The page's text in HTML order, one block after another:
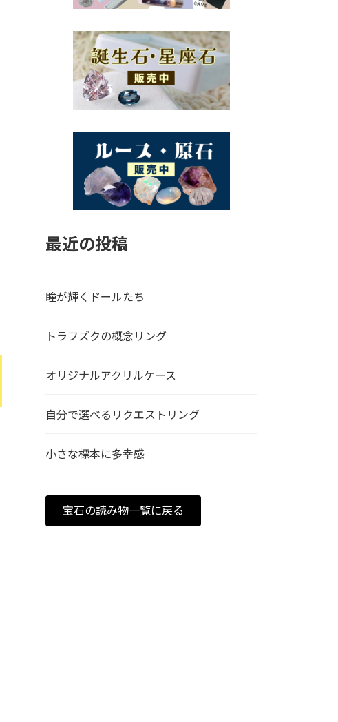
最近の投稿
瞳が輝くドールたち
トラフズクの概念リング
オリジナルアクリルケース
自分で選べるリクエストリング
小さな標本に多幸感
宝石の読み物一覧に戻る